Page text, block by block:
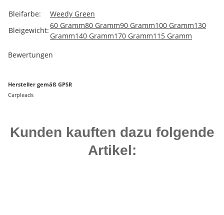
Produkteigenschaft
Wert
Bleifarbe:
Weedy Green
Bleigewicht:
60 Gramm80 Gramm90 Gramm100 Gramm130
Gramm140 Gramm170 Gramm115 Gramm
Bewertungen
Hersteller gemäß GPSR
Carpleads
Kunden kauften dazu folgende
Artikel: